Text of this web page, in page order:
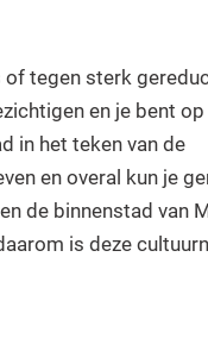
tegen sterk
en je bent
in het teken van de
en overal kun je
de binnenstad van
is deze